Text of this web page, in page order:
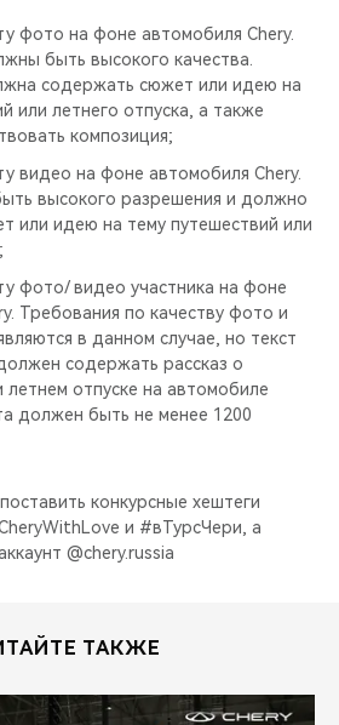
фото на фоне автомобиля Chery.
быть высокого качества.
содержать сюжет или идею на
или летнего отпуска, а также
композиция;
видео на фоне автомобиля Chery.
высокого разрешения и должно
или идею на тему путешествий или
фото/ видео участника на фоне
Требования по качеству фото и
в данном случае, но текст
содержать рассказ о
летнем отпуске на автомобиле
должен быть не менее 1200
конкурсные хештеги
и #вТурсЧери, а
@chery.russia
ТАКЖЕ